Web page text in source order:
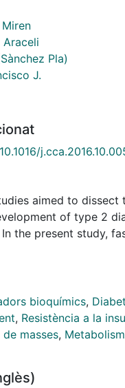
Araceli
Pla)
J.
aimed to dissect
of type 2
the present study,
classified
risk of
resistant state
was analyzed by
was the
acylated with
bioquímics,
, Resistència a la
masses,